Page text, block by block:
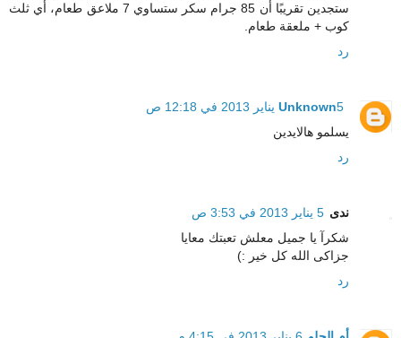
ستجدين تقريبًا أن 85 جرام سكر ستساوي 7 ملاعق طعام، أي ثلث
كوب + ملعقة طعام.
رد
Unknown5 يناير 2013 في 12:18 ص
يسلمو هالايدين
رد
ندى 5 يناير 2013 في 3:53 ص
شكرآ يا جميل معلش تعبتك معايا
جزاكى الله كل خير :)
رد